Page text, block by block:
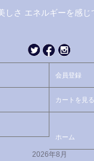
しさ エネルギーを感
会員登録
カートを見る
ホーム
2026年8月